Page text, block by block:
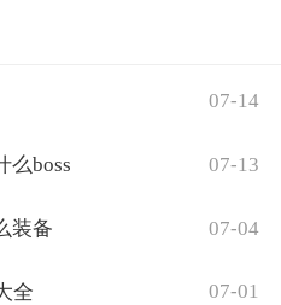
07-14
么boss 07-13
装备 07-04
全 07-01